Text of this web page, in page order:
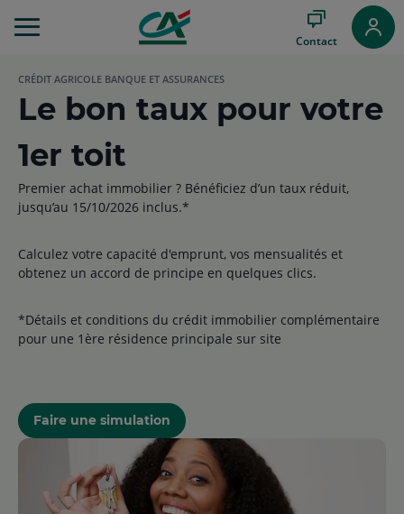
au
Contenu
Aller
au
de
page
Contact
CRÉDIT AGRICOLE BANQUE ET ASSURANCES
Le bon taux pour votre
1er toit
Premier achat immobilier ? Bénéficiez d’un taux réduit,
jusqu’au 15/10/2026 inclus.*
Calculez votre capacité d'emprunt, vos mensualités et
obtenez un accord de principe en quelques clics.
*Détails et conditions du crédit immobilier complémentaire
pour une 1ère résidence principale sur site
Faire une simulation